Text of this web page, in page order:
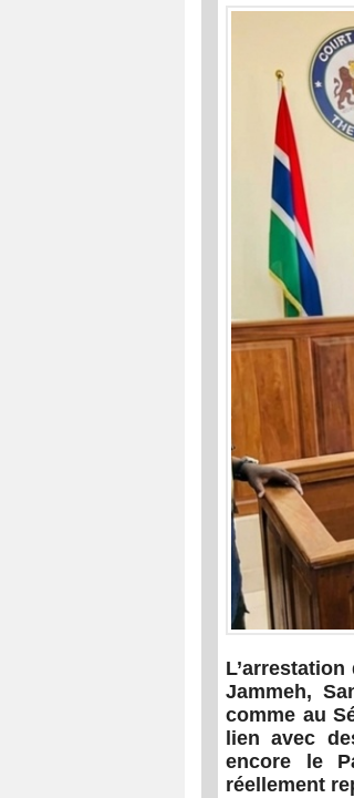
Jammeh,
comme au
lien avec
encore le
réellement